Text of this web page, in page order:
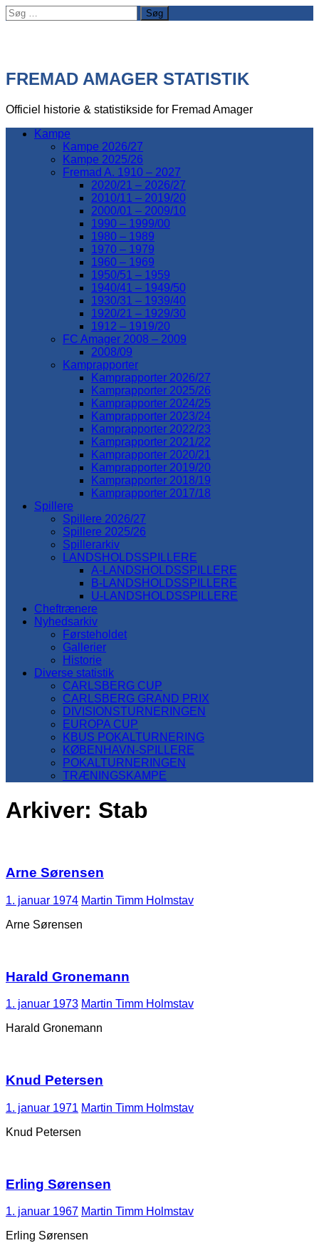
Søg
efter:
FREMAD AMAGER STATISTIK
Officiel historie & statistikside for Fremad Amager
Kampe
Kampe 2026/27
Kampe 2025/26
Fremad A. 1910 – 2027
2020/21 – 2026/27
2010/11 – 2019/20
2000/01 – 2009/10
1990 – 1999/00
1980 – 1989
1970 – 1979
1960 – 1969
1950/51 – 1959
1940/41 – 1949/50
1930/31 – 1939/40
1920/21 – 1929/30
1912 – 1919/20
FC Amager 2008 – 2009
2008/09
Kamprapporter
Kamprapporter 2026/27
Kamprapporter 2025/26
Kamprapporter 2024/25
Kamprapporter 2023/24
Kamprapporter 2022/23
Kamprapporter 2021/22
Kamprapporter 2020/21
Kamprapporter 2019/20
Kamprapporter 2018/19
Kamprapporter 2017/18
Spillere
Spillere 2026/27
Spillere 2025/26
Spillerarkiv
LANDSHOLDSSPILLERE
A-LANDSHOLDSSPILLERE
B-LANDSHOLDSSPILLERE
U-LANDSHOLDSSPILLERE
Cheftrænere
Nyhedsarkiv
Førsteholdet
Gallerier
Historie
Diverse statistik
CARLSBERG CUP
CARLSBERG GRAND PRIX
DIVISIONSTURNERINGEN
EUROPA CUP
KBUS POKALTURNERING
KØBENHAVN-SPILLERE
POKALTURNERINGEN
TRÆNINGSKAMPE
Arkiver: Stab
Arne Sørensen
1. januar 1974 Martin Timm Holmstav
Arne Sørensen
Harald Gronemann
1. januar 1973 Martin Timm Holmstav
Harald Gronemann
Knud Petersen
1. januar 1971 Martin Timm Holmstav
Knud Petersen
Erling Sørensen
1. januar 1967 Martin Timm Holmstav
Erling Sørensen